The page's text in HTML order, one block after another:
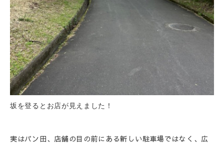
坂を登るとお店が見えました！
実はパン田、店舗の目の前にある新しい駐車場ではなく、広